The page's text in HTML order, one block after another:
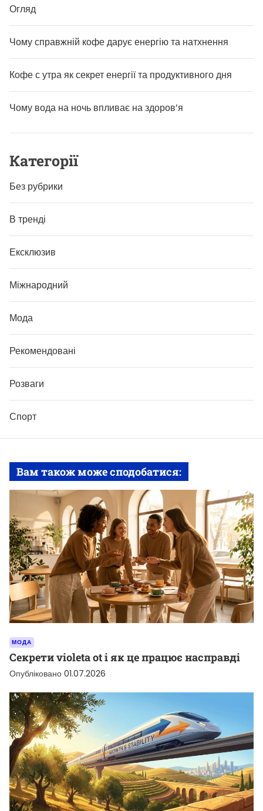
Огляд
Чому справжній кофе дарує енергію та натхнення
Кофе с утра як секрет енергії та продуктивного дня
Чому вода на ночь впливає на здоров’я
Категорії
Без рубрики
В тренді
Ексклюзив
Міжнародний
Мода
Рекомендовані
Розваги
Спорт
Вам також може сподобатися:
МОДА
Секрети violeta ot і як це працює насправді
Опубліковано 01.07.2026